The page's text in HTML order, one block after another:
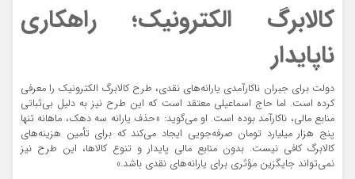
کالابرگ الکترونیک؛ راهکاری
ناپایدار
دولت برای جبران ناکارآمدی یارانه‌های نقدی، طرح کالابرگ الکترونیک را معرفی
کرده است. اما حاج اسماعیلی معتقد است که این طرح نیز به دلیل بی‌ثباتی
منابع مالی، ناکارآمد بوده است. او می‌گوید: «حذف یارانه سه دهک، ماهانه تنها
پنج هزار میلیارد تومان صرفه‌جویی ایجاد می‌کند که برای تأمین هزینه‌های
کالابرگ کافی نیست. بدون منابع مالی پایدار و تنوع کالاها، این طرح نیز
نمی‌تواند جایگزین مؤثری برای یارانه‌های نقدی باشد.»